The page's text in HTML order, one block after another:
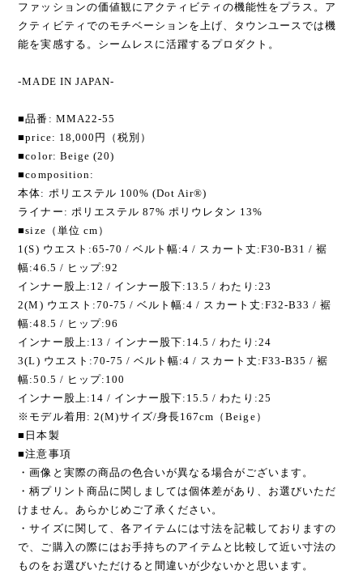
ファッションの価値観にアクティビティの機能性をプラス。ア
クティビティでのモチベーションを上げ、タウンユースでは機
能を実感する。シームレスに活躍するプロダクト。
-MADE IN JAPAN-
■品番: MMA22-55
■price: 18,000円（税別）
■color: Beige (20)
■composition:
本体: ポリエステル 100% (Dot Air®︎)
ライナー: ポリエステル 87% ポリウレタン 13%
■size（単位 cm）
1(S) ウエスト:65-70 / ベルト幅:4 / スカート丈:F30-B31 / 裾
幅:46.5 / ヒップ:92
インナー股上:12 / インナー股下:13.5 / わたり:23
2(M) ウエスト:70-75 / ベルト幅:4 / スカート丈:F32-B33 / 裾
幅:48.5 / ヒップ:96
インナー股上:13 / インナー股下:14.5 / わたり:24
3(L) ウエスト:70-75 / ベルト幅:4 / スカート丈:F33-B35 / 裾
幅:50.5 / ヒップ:100
インナー股上:14 / インナー股下:15.5 / わたり:25
※モデル着用: 2(M)サイズ/身長167cm（Beige）
■日本製
■注意事項
・画像と実際の商品の色合いが異なる場合がございます。
・柄プリント商品に関しましては個体差があり、お選びいただ
けません。あらかじめご了承ください。
・サイズに関して、各アイテムには寸法を記載しておりますの
で、ご購入の際にはお手持ちのアイテムと比較して近い寸法の
ものをお選びいただけると間違いが少ないかと思います。